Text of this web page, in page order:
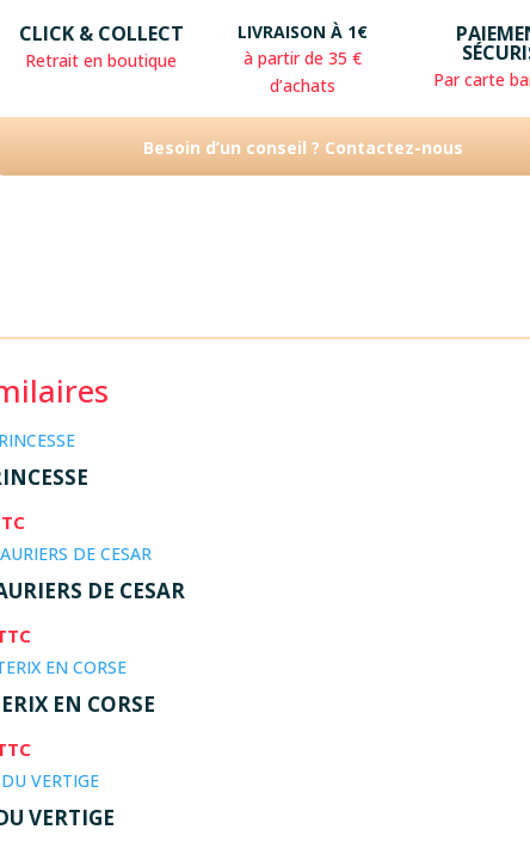
CLICK & COLLECT
Retrait en boutique
LIVRAISON À 1€
à partir de 35 €
d’achats
Par carte
Besoin d’un conseil ? Contactez-nous
DE CESAR
EN CORSE
VERTIGE